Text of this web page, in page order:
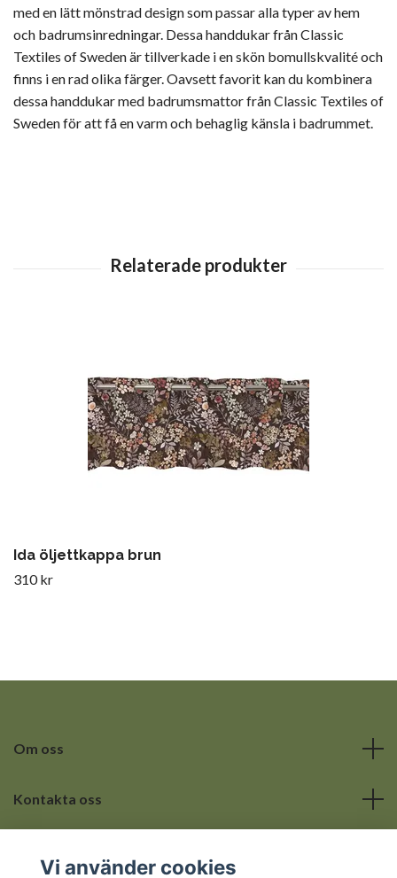
med en lätt mönstrad design som passar alla typer av hem
och badrumsinredningar. Dessa handdukar från Classic
Textiles of Sweden är tillverkade i en skön bomullskvalité och
finns i en rad olika färger. Oavsett favorit kan du kombinera
dessa handdukar med badrumsmattor från Classic Textiles of
Sweden för att få en varm och behaglig känsla i badrummet.
Ida öljettkappa brun
310 kr
Om oss
Kontakta oss
Vi använder cookies